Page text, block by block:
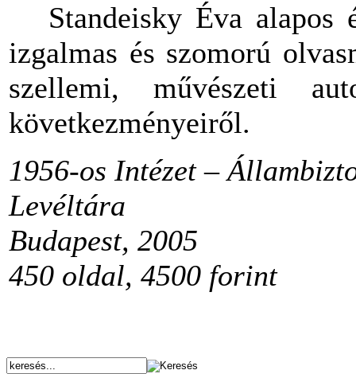
Standeisky Éva alapos
izgalmas és szomorú
szellemi, művészeti
következményeiről.
1956-os Intézet –
Levéltára
Budapest, 2005
450 oldal, 4500 forint